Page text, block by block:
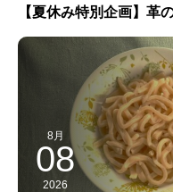
【夏休み特別企画】革
8月
08
2026